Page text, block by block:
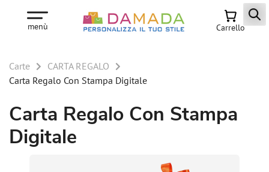
menù Carrello
Carte
CARTA REGALO
Carta Regalo Con Stampa Digitale
Carta Regalo Con Stampa
Digitale